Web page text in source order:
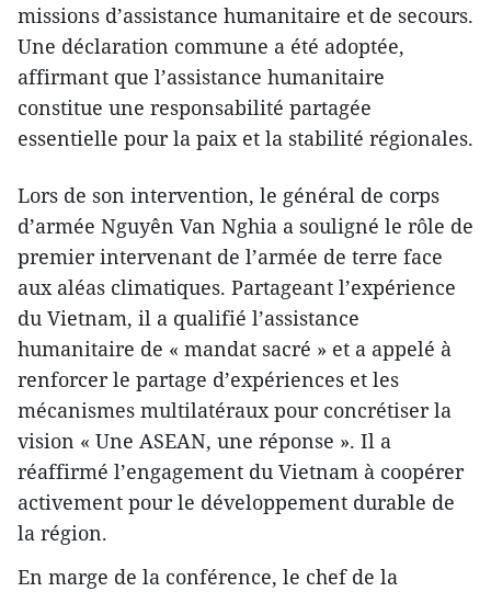
missions d’assistance humanitaire et de secours.
Une déclaration commune a été adoptée,
affirmant que l’assistance humanitaire
constitue une responsabilité partagée
essentielle pour la paix et la stabilité régionales.
Lors de son intervention, le général de corps
d’armée Nguyên Van Nghia a souligné le rôle de
premier intervenant de l’armée de terre face
aux aléas climatiques. Partageant l’expérience
du Vietnam, il a qualifié l’assistance
humanitaire de « mandat sacré » et a appelé à
renforcer le partage d’expériences et les
mécanismes multilatéraux pour concrétiser la
vision « Une ASEAN, une réponse ». Il a
réaffirmé l’engagement du Vietnam à coopérer
activement pour le développement durable de
la région.
En marge de la conférence, le chef de la